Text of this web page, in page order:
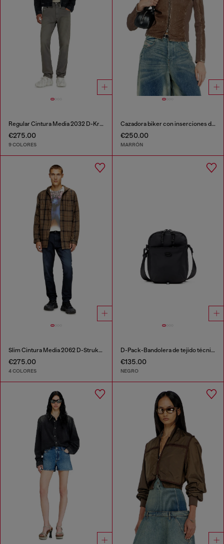
Regular Cintura Media 2032 D-Krooley-BW Joggjeans®
€275.00
9 COLORES
Cazadora biker con inserciones de canalé
€250.00
MARRÓN
Slim Cintura Media 2062 D-Strukt Joggjeans®
€275.00
4 COLORES
D-Pack-Bandolera de tejido técnico
€135.00
NEGRO